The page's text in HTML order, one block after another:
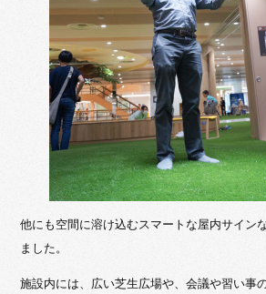
他にも空間に溶け込むスマートな屋内サイン
ました。
施設内には、広い芝生広場や、会議や習い事